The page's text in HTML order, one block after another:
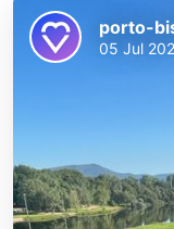
porto-
05 Jul